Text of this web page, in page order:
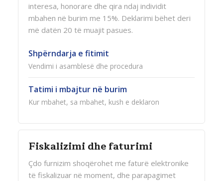
interesa, honorare dhe qira ndaj individit
mbahen në burim me 15%. Deklarimi bëhet deri
më datën 20 të muajit pasues.
Shpërndarja e fitimit
Vendimi i asamblesë dhe procedura
Tatimi i mbajtur në burim
Kur mbahet, sa mbahet, kush e deklaron
Fiskalizimi dhe faturimi
Çdo furnizim shoqërohet me faturë elektronike
të fiskalizuar në moment, dhe parapagimet